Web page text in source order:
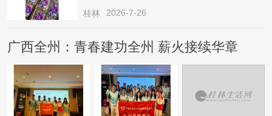
桂林 2026-7-26
广西全州：青春建功全州 薪火接续华章